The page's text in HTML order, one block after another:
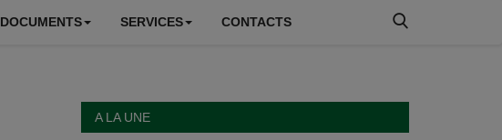
DOCUMENTS SERVICES CONTACTS
A LA UNE